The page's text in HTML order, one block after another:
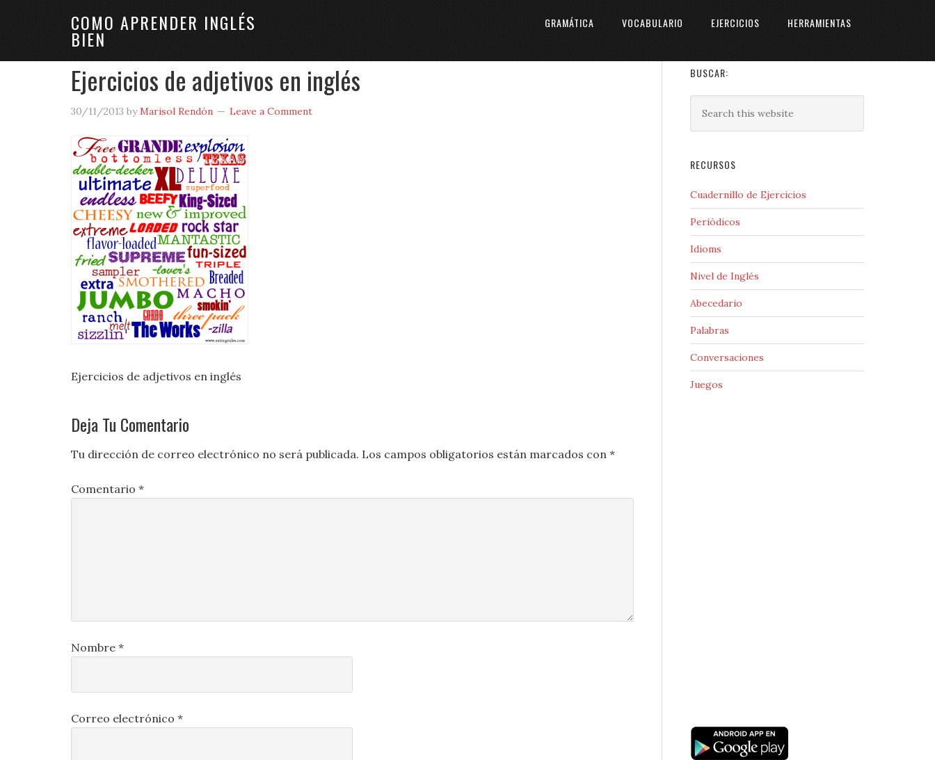
COMO APRENDER INGLÉS
BIEN
GRAMÁTICA VOCABULARIO EJERCICIOS HERRAMIENTAS
Ejercicios de adjetivos en inglés
30/11/2013 byMarisol Rendón Leave a Comment
Ejercicios de adjetivos en inglés
Deja Tu Comentario
Tu dirección de correo electrónico no será publicada. Los campos obligatorios están marcados con *
Comentario *
Nombre *
Correo electrónico *
BUSCAR:
RECURSOS
Cuadernillo de Ejercicios
Periódicos
Idioms
Nivel de Inglés
Abecedario
Palabras
Conversaciones
Juegos